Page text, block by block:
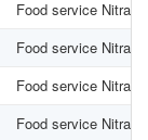
Food service Nitra
Food service Nitra
Food service Nitra
Food service Nitra